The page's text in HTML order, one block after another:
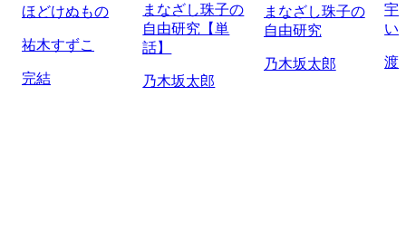
ほどけぬもの
祐木すずこ
完結
まなざし珠子の
自由研究【単
話】
乃木坂太郎
まなざし珠子の
自由研究
乃木坂太郎
宇
い
渡